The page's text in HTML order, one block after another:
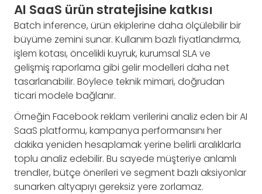
AI SaaS ürün stratejisine katkısı
Batch inference, ürün ekiplerine daha ölçülebilir bir
büyüme zemini sunar. Kullanım bazlı fiyatlandırma,
işlem kotası, öncelikli kuyruk, kurumsal SLA ve
gelişmiş raporlama gibi gelir modelleri daha net
tasarlanabilir. Böylece teknik mimari, doğrudan
ticari modele bağlanır.
Örneğin Facebook reklam verilerini analiz eden bir AI
SaaS platformu, kampanya performansını her
dakika yeniden hesaplamak yerine belirli aralıklarla
toplu analiz edebilir. Bu sayede müşteriye anlamlı
trendler, bütçe önerileri ve segment bazlı aksiyonlar
sunarken altyapıyı gereksiz yere zorlamaz.